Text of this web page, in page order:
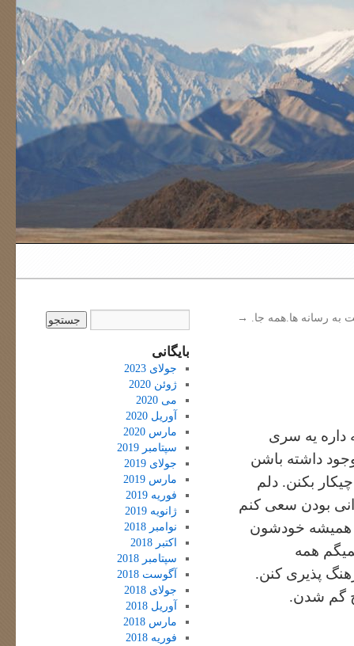
به رسانه ها.همه جا. →
داره یه سری
داشته باشن
بکنن. دلم
بودن سعی کنم
همیشه خودشون
همه
پذیری کنن.
گم شدن.
بایگانی
جولای 2023
ژوئن 2020
می 2020
آوریل 2020
مارس 2020
سپتامبر 2019
جولای 2019
مارس 2019
فوریه 2019
ژانویه 2019
نوامبر 2018
اکتبر 2018
سپتامبر 2018
آگوست 2018
جولای 2018
آوریل 2018
مارس 2018
فوریه 2018